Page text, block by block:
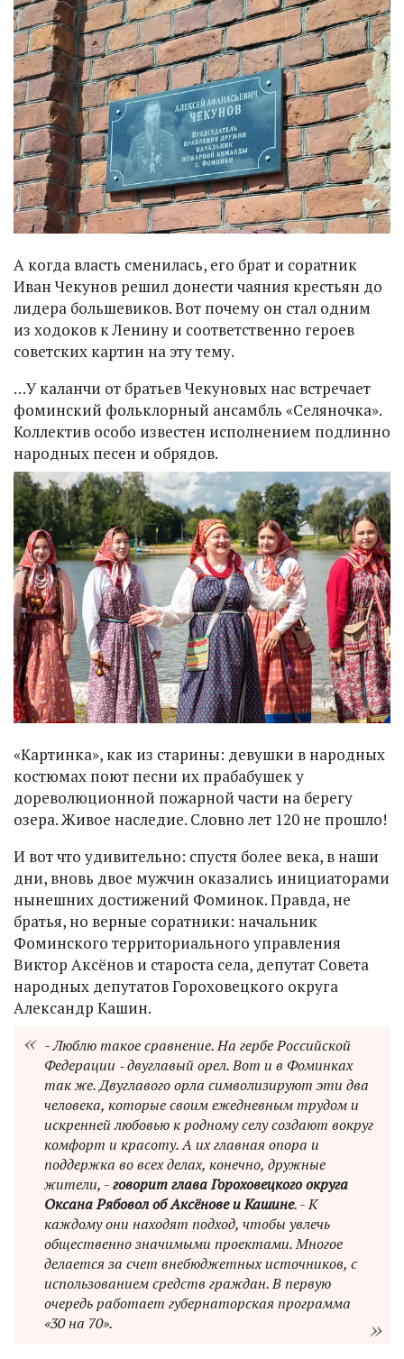
А когда власть сменилась, его брат и соратник
Иван Чекунов решил донести чаяния крестьян до
лидера большевиков. Вот почему он стал одним
из ходоков к Ленину и соответственно героев
советских картин на эту тему.
…У каланчи от братьев Чекуновых нас встречает
фоминский фольклорный ансамбль «Селяночка».
Коллектив особо известен исполнением подлинно
народных песен и обрядов.
«Картинка», как из старины: девушки в народных
костюмах поют песни их прабабушек у
дореволюционной пожарной части на берегу
озера. Живое наследие. Словно лет 120 не прошло!
И вот что удивительно: спустя более века, в наши
дни, вновь двое мужчин оказались инициаторами
нынешних достижений Фоминок. Правда, не
братья, но верные соратники: начальник
Фоминского территориального управления
Виктор Аксёнов и староста села, депутат Совета
народных депутатов Гороховецкого округа
Александр Кашин.
- Люблю такое сравнение. На гербе Российской
Федерации ‑ двуглавый орел. Вот и в Фоминках
так же. Двуглавого орла символизируют эти два
человека, которые своим ежедневным трудом и
искренней любовью к родному селу создают вокруг
комфорт и красоту. А их главная опора и
поддержка во всех делах, конечно, дружные
жители, -говорит глава Гороховецкого округа
Оксана Рябовол об Аксёнове и Кашине. - К
каждому они находят подход, чтобы увлечь
общественно значимыми проектами. Многое
делается за счет внебюджетных источников, с
использованием средств граждан. В первую
очередь работает губернаторская программа
«30 на 70».